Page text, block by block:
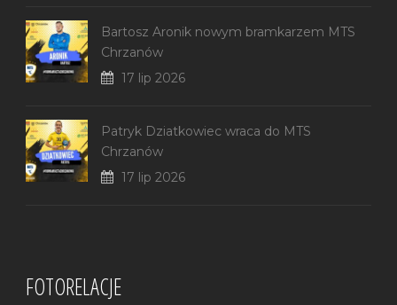
Bartosz Aronik nowym bramkarzem MTS
Chrzanów
17 lip 2026
Patryk Dziatkowiec wraca do MTS
Chrzanów
17 lip 2026
FOTORELACJE